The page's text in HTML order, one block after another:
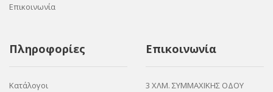
Επικοινωνία
Πληροφορίες
Κατάλογοι
Επικοινωνία
3 ΧΛΜ. ΣΥΜΜΑΧΙΚΗΣ ΟΔΟΥ